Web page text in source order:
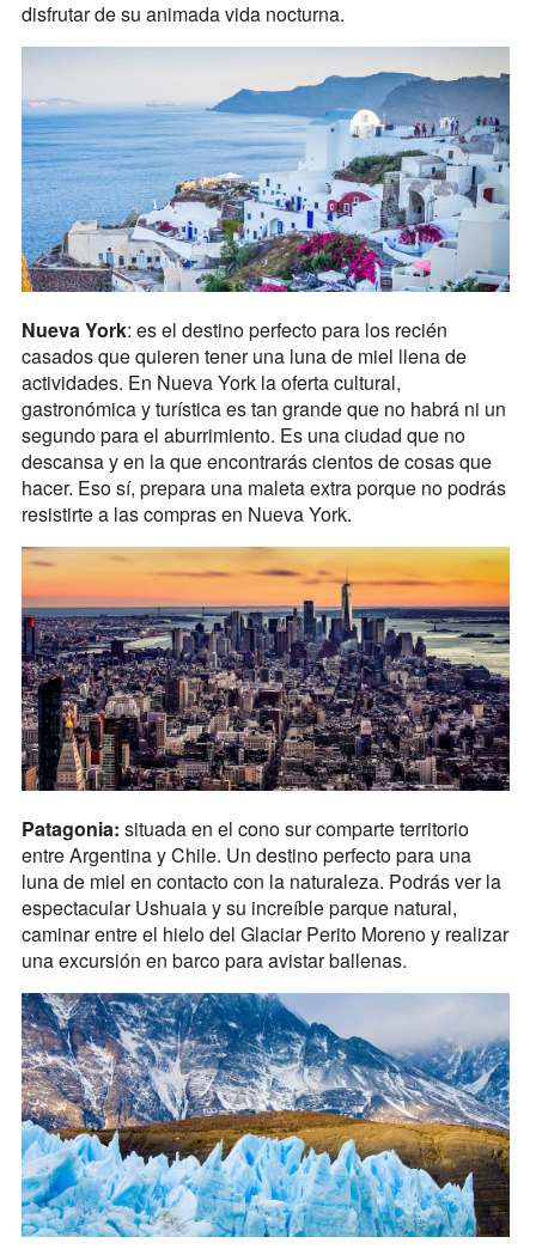
disfrutar de su animada vida nocturna.
Nueva York: es el destino perfecto para los recién
casados que quieren tener una luna de miel llena de
actividades. En Nueva York la oferta cultural,
gastronómica y turística es tan grande que no habrá ni un
segundo para el aburrimiento. Es una ciudad que no
descansa y en la que encontrarás cientos de cosas que
hacer. Eso sí, prepara una maleta extra porque no podrás
resistirte a las compras en Nueva York.
Patagonia: situada en el cono sur comparte territorio
entre Argentina y Chile. Un destino perfecto para una
luna de miel en contacto con la naturaleza. Podrás ver la
espectacular Ushuaia y su increíble parque natural,
caminar entre el hielo del Glaciar Perito Moreno y realizar
una excursión en barco para avistar ballenas.